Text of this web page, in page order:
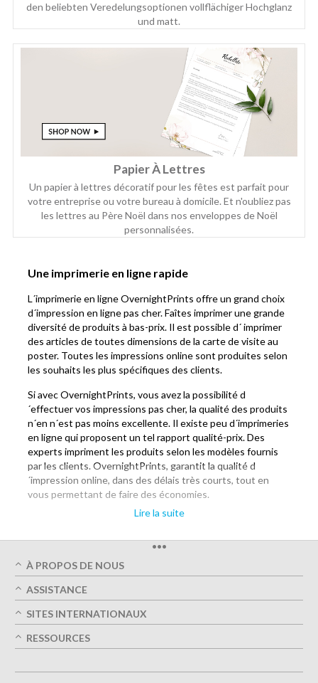
den beliebten Veredelungsoptionen vollflächiger Hochglanz
und matt.
Papier À Lettres
Un papier à lettres décoratif pour les fêtes est parfait pour
votre entreprise ou votre bureau à domicile. Et n'oubliez pas
les lettres au Père Noël dans nos enveloppes de Noël
personnalisées.
Une imprimerie en ligne rapide
L´imprimerie en ligne OvernightPrints offre un grand choix
d´impression en ligne pas cher. Faîtes imprimer une grande
diversité de produits à bas-prix. Il est possible d´ imprimer
des articles de toutes dimensions de la carte de visite au
poster. Toutes les impressions online sont produites selon
les souhaits les plus spécifiques des clients.
Si avec OvernightPrints, vous avez la possibilité d
´effectuer vos impressions pas cher, la qualité des produits
n´en n´est pas moins excellente. Il existe peu d´imprimeries
en ligne qui proposent un tel rapport qualité-prix. Des
experts impriment les produits selon les modèles fournis
par les clients. OvernightPrints, garantit la qualité d
´impression online, dans des délais très courts, tout en
vous permettant de faire des économies.
Impression en ligne de tout support de
communication
Auprès de l´imprimerie en ligne OvernightPrints, il est
possible de commander une grande diversité de produits d
´impression pas cher : cartes de visite, cartes postale,
´imprimeries en ligne qui proposent des prestations
similaires, mais OvernightPrints permet la réalisation d
´impression en ligne pas cher et de qualité.
Lorsqu´il s´agit de commander des impressions en ligne
Lire la suite
•••
À PROPOS DE NOUS
Qualité d' impression
Livraison dans les délais
Imprimer
ASSISTANCE
Suivre ma commande
FAQ
SITES INTERNATIONAUX
France
RESSOURCES
Option de conception